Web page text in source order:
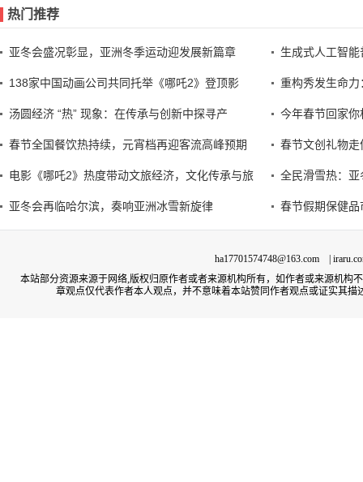
热门推荐
亚冬会盛况彰显，亚洲冬季运动迎发展新篇章 生成式人工智
138家中国动画公司共同托举《哪吒2》登顶影 重构秀发生命
汤圆经济 “热” 现象：在传承与创新中探寻产 今年春节回家
春节全国餐饮热持续，元宵档再迎客流高峰预期 春节文创礼物
电影《哪吒2》热度带动文旅经济，文化传承与旅 全民滑雪热：
亚冬会再临哈尔滨，奏响亚洲冰雪新旋律 春节假期保健
ha17701574748@163.com |
本站部分资源来源于网络,版权归原作者或者来源机构所有，如作者或来源机
章观点仅代表作者本人观点，并不意味着本站赞同作者观点或证实其